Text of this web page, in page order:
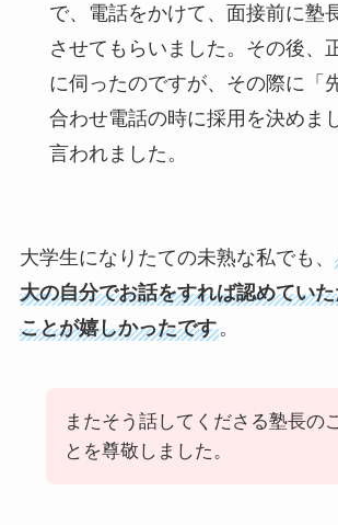
で、電話をかけて、面接前に塾
させてもらいました。その後、
に伺ったのですが、その際に「
合わせ電話の時に採用を決めま
言われました。
大学生になりたての未熟な私でも、
大の自分でお話をすれば認めてい
ことが嬉しかったです。
またそう話してくださる塾長の
とを尊敬しました。